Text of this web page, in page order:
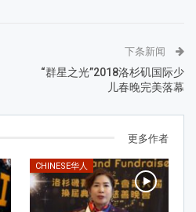
下条新闻
“群星之光”2018洛杉矶国际少
儿春晚完美落幕
更多作者
CHINESE华人